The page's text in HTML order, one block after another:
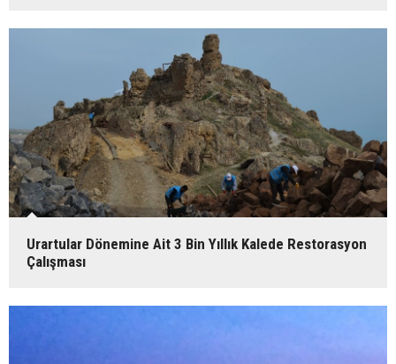
Urartular Dönemine Ait 3 Bin Yıllık Kalede Restorasyon
Çalışması